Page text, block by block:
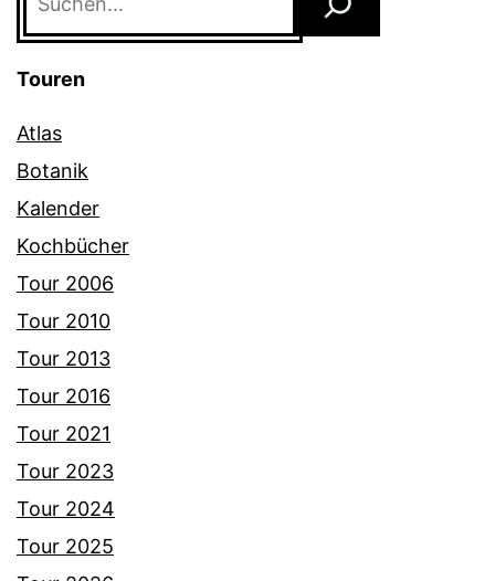
Touren
Atlas
Botanik
Kalender
Kochbücher
Tour 2006
Tour 2010
Tour 2013
Tour 2016
Tour 2021
Tour 2023
Tour 2024
Tour 2025